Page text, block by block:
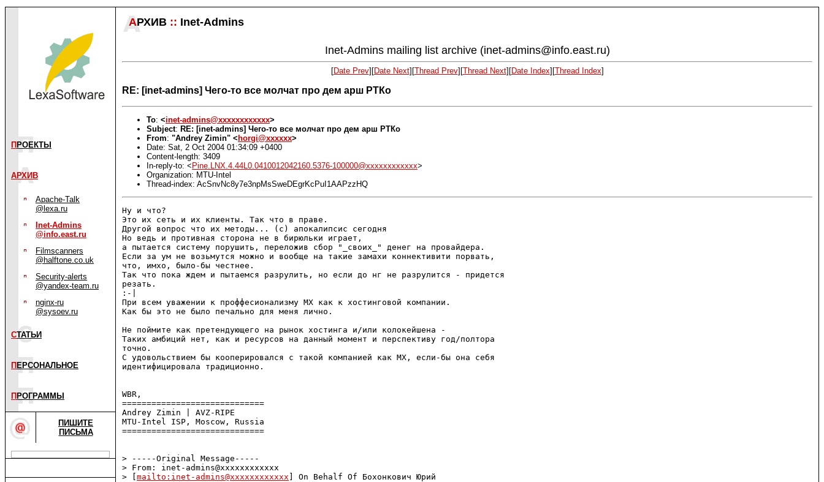
П РОЕКТЫ
АРХИВ
Apache-Talk
@lexa.ru
Inet-Admins
@info.east.ru
Filmscanners
@halftone.co.uk
Security-alerts
@yandex-team.ru
nginx-ru
@sysoev.ru
СТАТЬИ
П ЕРСОНАЛЬНОЕ
П РОГРАММЫ
ПИШИТЕ
ПИСЬМА
АРХИВ :: Inet-Admins
Inet-Admins mailing list archive (inet-admins@info.east.ru)
[Date Prev][Date Next][Thread Prev][Thread Next][Date Index][Thread Index]
RE: [inet-admins] Чего-то все молчат про дем арш РТКо
To: <inet-admins@xxxxxxxxxxxx>
Subject: RE: [inet-admins] Чего-то все молчат про дем арш РТКо
From: "Andrey Zimin" < horgi@xxxxxx>
Date: Sat, 2 Oct 2004 01:34:09 +0400
Content-length: 3409
In-reply-to: < Pine.LNX.4.44L0.0410012042160.5376-100000@xxxxxxxxxxxx>
Organization: MTU-Intel
Thread-index: AcSnvNc8y7e3npMsSweDEgrKcPuI1AAPzzHQ
Ну и что?
Это их сеть и их клиенты. Так что в праве.
Другой вопрос что их методы... (с) апокалипсис сегодня
Но ведь и противная сторона не в бирюльки играет,
а пытается систему порушить, переложив сбор "_своих_" денег на провайдера.
Если за ум не возьмутся можно и вообще на такие замахи коннективити порвать,
что, имхо, было-бы честнее.
Так что пока ждем и пытаемся разрулить, но если до нг не разрулится - придется
резать.
:-|
При всем уважении к проффесионализму МХ как к хостинговой компании.
Как бы это не было печально для меня лично.
Не поймите как претендующего на рынок хостинга и/или колокейшена -
Таких амбиций нет, как и ресурсов на данный момент и перспективу год/полтора
точно.
С удовольствием бы кооперировался с такой компанией как МХ, если-бы она себя
идентифицировала традиционно.
WBR,
=============================
Andrey Zimin | AVZ-RIPE
MTU-Intel ISP, Moscow, Russia
=============================
> -----Original Message-----
> From: inet-admins@xxxxxxxxxxxx
> [ mailto:inet-admins@xxxxxxxxxxxx ] On Behalf Of Бохонкович Юрий